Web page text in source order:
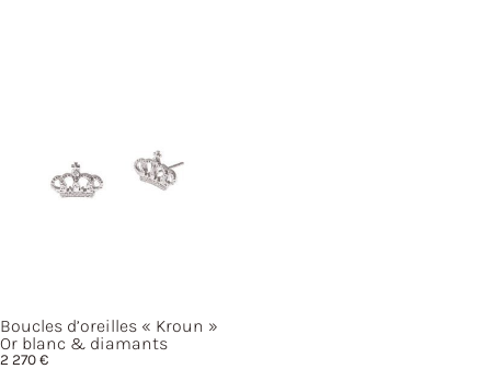
Boucles d’oreilles « Kroun »
Or blanc & diamants
2 270€